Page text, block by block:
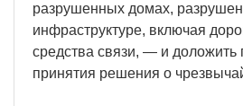
разрушенных домах,
инфраструктуре, включая
средства связи, — и доложить
принятия решения о